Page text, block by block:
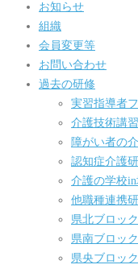
お知らせ
組織
会員変更等
お問い合わせ
過去の研修
実習指導者
介護技術講
障がい者の
認知症介護
介護の学校in
他職種連携
県北ブロッ
県南ブロッ
県央ブロッ